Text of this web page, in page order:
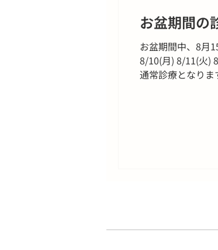
お盆期間の
お盆期間中、8月
8/10(月) 8/11(火)
通常診療となり